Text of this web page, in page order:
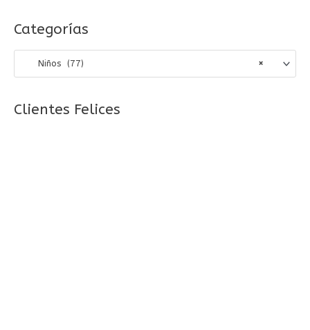
c
a
o
Categorías
×
Niños (77)
Clientes Felices